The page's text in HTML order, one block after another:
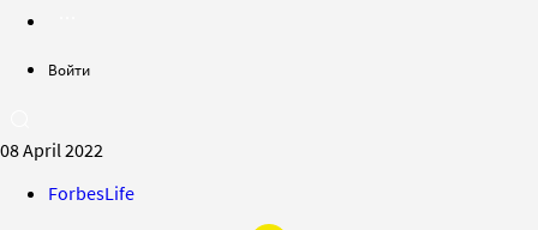
Войти
08 April 2022
ForbesLife